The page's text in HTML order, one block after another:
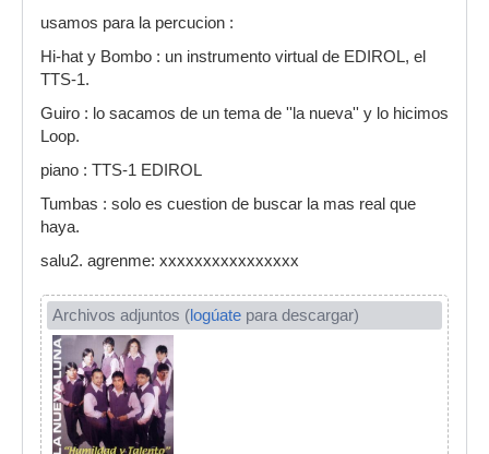
usamos para la percucion :
Hi-hat y Bombo : un instrumento virtual de EDIROL, el
TTS-1.
Guiro : lo sacamos de un tema de ''la nueva'' y lo hicimos
Loop.
piano : TTS-1 EDIROL
Tumbas : solo es cuestion de buscar la mas real que
haya.
salu2. agrenme: xxxxxxxxxxxxxxxx
Archivos adjuntos (logúate para descargar)